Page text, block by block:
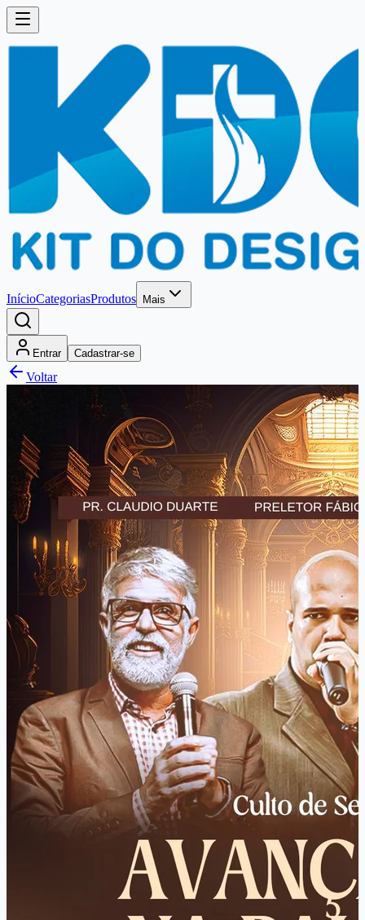
InícioCategoriasProdutos Mais
Entrar Cadastrar-se
Voltar